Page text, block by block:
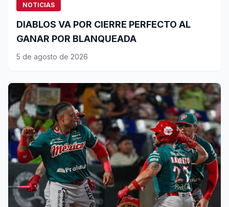
NOTICIAS
DIABLOS VA POR CIERRE PERFECTO AL
GANAR POR BLANQUEADA
5 de agosto de 2026